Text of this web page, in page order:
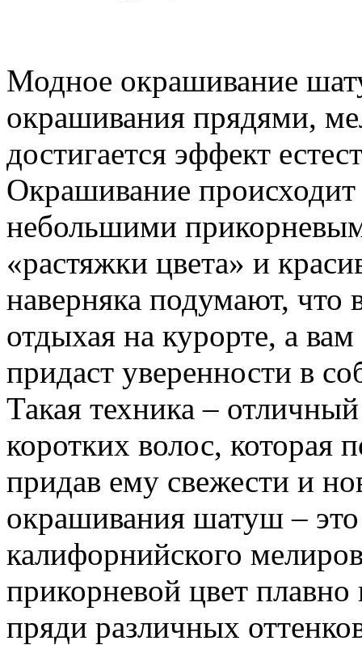
Модное окрашивание
окрашивания прядями,
достигается эффект
Окрашивание
небольшими
«растяжки цвета» и
наверняка подумают, что
отдыхая на курорте, а
придаст уверенности в
Такая техника –
коротких волос, которая
придав ему свежести и
окрашивания шатуш – это
калифорнийского
прикорневой цвет плавно
пряди различных